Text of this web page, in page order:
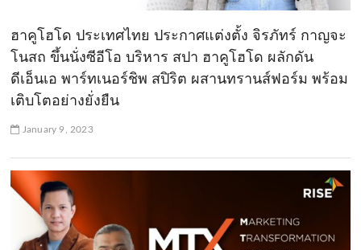
ฮาคูโฮโด ประเทศไทย ประกาศแต่งตั้ง จิรภัทร์ กาญจะ
โนสถ ขึ้นนั่งซีอีโอ บริหาร สปา ฮาคูโฮโด ผลักดัน
ดีเอ็นเอ พาร์ทเนอร์ชิพ สปิริต ผสานทรานส์ฟอร์ม พร้อม
เติบโตอย่างยั่งยืน
January 9, 2023